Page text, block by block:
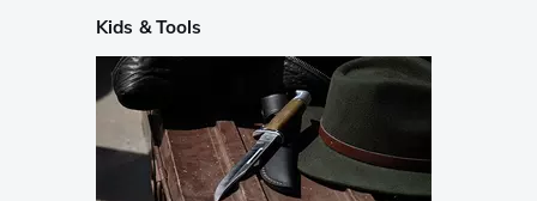
Kids & Tools